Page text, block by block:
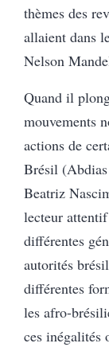
thèmes des
allaient dans
Nelson
Quand il
mouvements
actions de
Brésil
Beatriz
lecteur
différentes
autorités
différentes
les afro-
ces inégalités